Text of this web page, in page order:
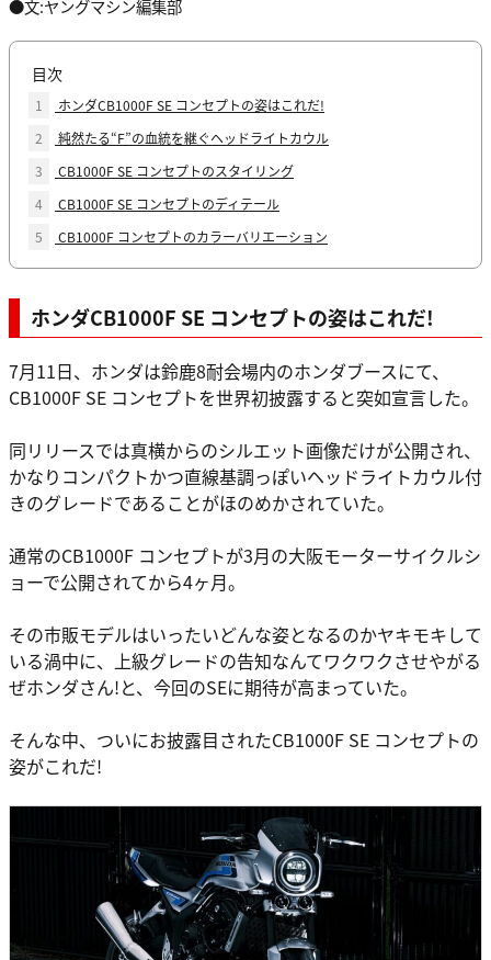
●文:ヤングマシン編集部
目次
1
ホンダCB1000F SE コンセプトの姿はこれだ!
2
純然たる“F”の血統を継ぐヘッドライトカウル
3
CB1000F SE コンセプトのスタイリング
4
CB1000F SE コンセプトのディテール
5
CB1000F コンセプトのカラーバリエーション
ホンダCB1000F SE コンセプトの姿はこれだ!
7月11日、ホンダは鈴鹿8耐会場内のホンダブースにて、
CB1000F SE コンセプトを世界初披露すると突如宣言した。
同リリースでは真横からのシルエット画像だけが公開され、
かなりコンパクトかつ直線基調っぽいヘッドライトカウル付
きのグレードであることがほのめかされていた。
通常のCB1000F コンセプトが3月の大阪モーターサイクルシ
ョーで公開されてから4ヶ月。
その市販モデルはいったいどんな姿となるのかヤキモキして
いる渦中に、上級グレードの告知なんてワクワクさせやがる
ぜホンダさん!と、今回のSEに期待が高まっていた。
そんな中、ついにお披露目されたCB1000F SE コンセプトの
姿がこれだ!